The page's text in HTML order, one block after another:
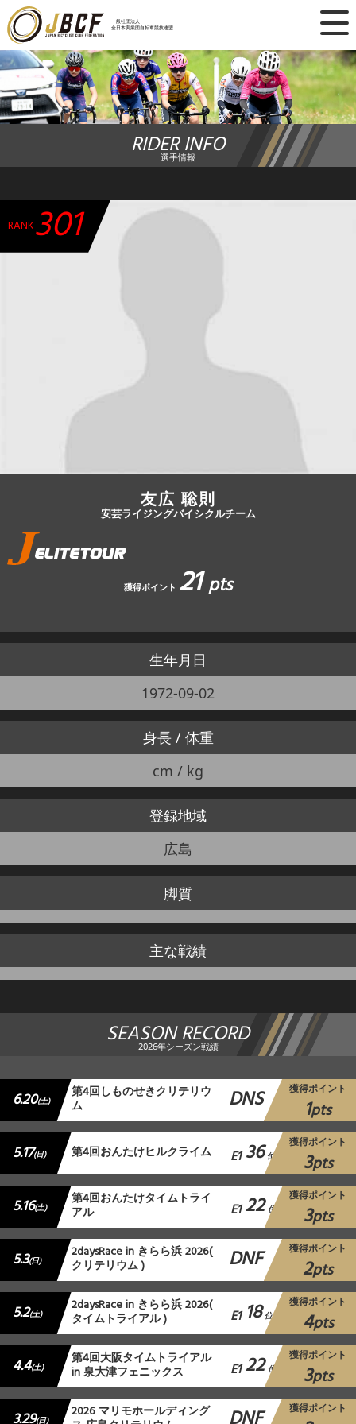
一般社団法人
全日本実業団自転車競技連盟
×
ニュース
レース日程
ランキング
チーム・選手
加盟・登録
エントリー
JBCF ROAD SERIESとは
RIDER INFO
選手情報
RANK301
友広 聡則
安芸ライジングバイシクルチーム
獲得ポイント 21pts
生年月日
1972-09-02
身長 / 体重
cm / kg
登録地域
広島
脚質
主な戦績
SEASON RECORD
2026年シーズン戦績
6.20(土) 第4回しものせきクリテリウ
ム DNS 獲得ポイント
1pts
5.17(日) 第4回おんたけヒルクライム E1 36 位
獲得ポイント
3pts
5.16(土) 第4回おんたけタイムトライ
アル E1 22 位
獲得ポイント
3pts
5.3(日) 2daysRace in きらら浜 2026(
クリテリウム ) DNF 獲得ポイント
2pts
5.2(土) 2daysRace in きらら浜 2026(
タイムトライアル ) E1 18 位
獲得ポイント
4pts
4.4(土) 第4回大阪タイムトライアル
in 泉大津フェニックス E1 22 位
獲得ポイント
3pts
(日) 2026 マリモホールディング 獲得ポイント